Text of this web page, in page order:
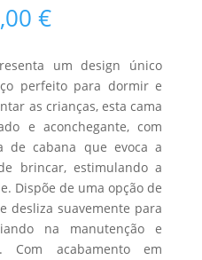
€Price
range:
451,00 €
through
594,00 €
um design único
perfeito para dormir e
as crianças, esta cama
e aconchegante, com
de cabana que evoca a
brincar, estimulando a
Dispõe de uma opção de
desliza suavemente para
na manutenção e
Com acabamento em